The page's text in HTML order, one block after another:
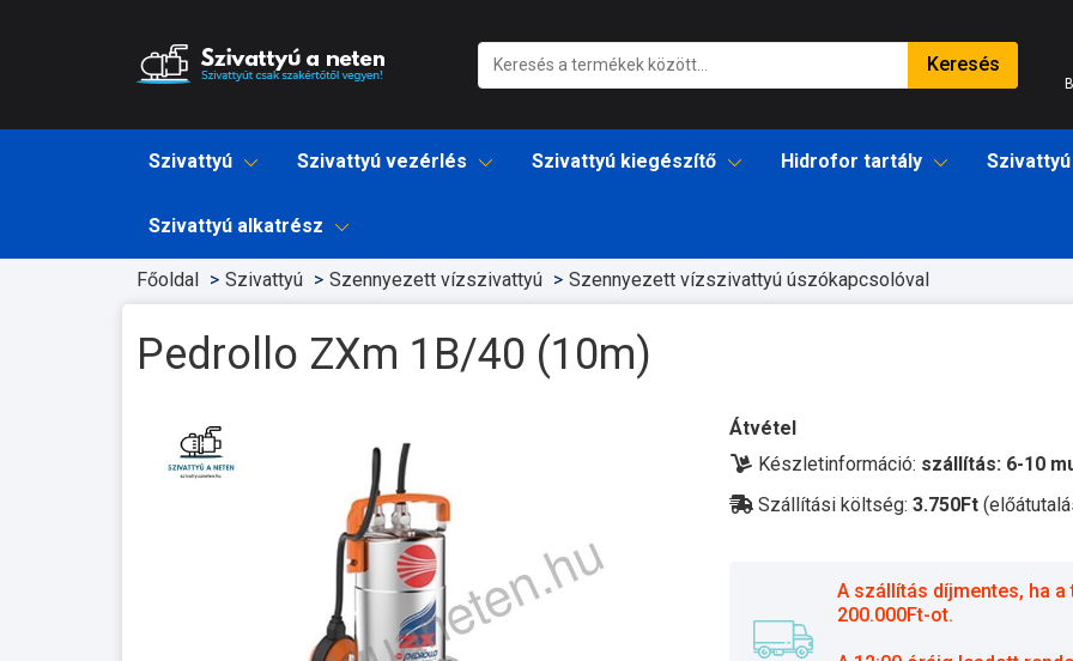
Keresés
Szivattyú Szivattyú vezérlés Szivattyú kiegészítő Hidrofor tartály
Szivattyú alkatrész
Főoldal Szivattyú Szennyezett vízszivattyú Szennyezett vízszivattyú úszókapcsolóval
Pedrollo ZXm 1B/40 (10m)
Átvétel
Készletinformáció: szállítás: 6-10
Szállítási költség: 3.750Ft
A szállítás díjmentes, ha
200.000Ft-ot.